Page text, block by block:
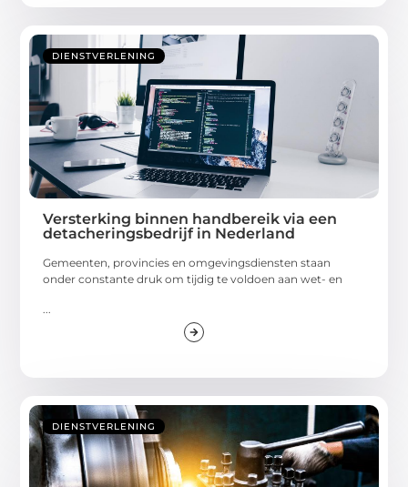
DIENSTVERLENING
Versterking binnen handbereik via een
detacheringsbedrijf in Nederland
Gemeenten, provincies en omgevingsdiensten staan
onder constante druk om tijdig te voldoen aan wet- en
DIENSTVERLENING